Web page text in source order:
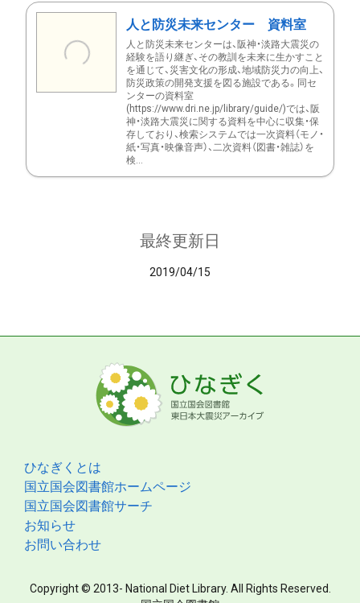
人と防災未来センター 資料室
人と防災未来センターは、阪神・淡路大震災の
経験を語り継ぎ、その教訓を未来に生かすこと
を通じて、災害文化の形成、地域防災力の向上、
防災政策の開発支援を図る施設である。同セ
ンターの資料室
(https://www.dri.ne.jp/library/guide/)では、阪
神・淡路大震災に関する資料を中心に収集・保
存しており、検索システムでは一次資料（モノ・
紙・写真・映像音声）、二次資料（図書・雑誌）を
検...
最終更新日
2019/04/15
ひなぎくとは
国立国会図書館ホームページ
国立国会図書館サーチ
お知らせ
お問い合わせ
Copyright © 2013- National Diet Library. All Rights Reserved.